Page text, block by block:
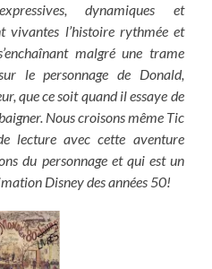
dynamiques et
vivantes l’histoire rythmée et
malgré une trame
le personnage de Donald,
que ce soit quand il essaye de
Nous croisons même Tic
lecture avec cette aventure
du personnage et qui est un
Disney des années 50!